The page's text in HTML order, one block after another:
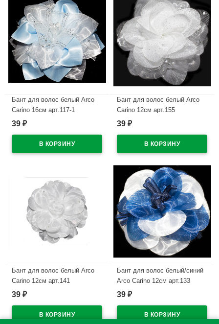
Бант для волос белый Arco
Carino 16см арт.117-1
В наличии
39 ₽
Бант для волос белый Arco
Carino 12см арт.155
В наличии
39 ₽
Бант для волос белый Arco
Carino 12см арт.141
В наличии
39 ₽
Бант для волос белый/синий
Arco Carino 12см арт.133
В наличии
39 ₽